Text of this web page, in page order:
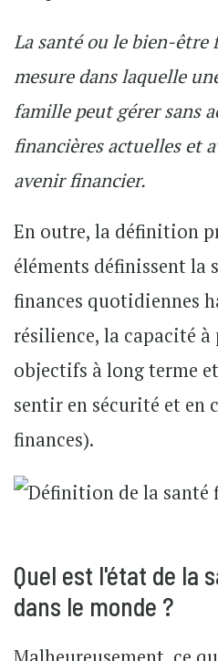
La santé ou le bien-être
mesure dans laquelle
famille peut gérer sans
financières actuelles et
avenir financier.
En outre, la définition
éléments définissent la
finances quotidiennes
résilience, la capacité à
objectifs à long terme
sentir en sécurité et en
finances).
Quel est l'état de la
dans le monde ?